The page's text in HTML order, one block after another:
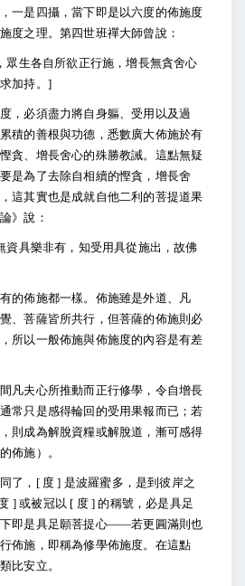
一是四攝，當下即是以六度的佈施度
度之理。第四世班禪大師曾說：
眾生各自所欲正行施，增長無貪舍心
加持。]
，必須盡力將自身軀、受用以及過
積的善根與功德，悉數廣大佈施於有
貪、增長舍心的殊勝教誡。這點無疑
是為了去除自相續的慳貪，增長舍
這其實也是成就自他二利的菩提道果
》說：
資具樂非有，知受用具從施出，故佛
的佈施都一樣。佈施雖是外道、凡
、菩薩皆所共行，但菩薩的佈施則必
所以一般佈施與佈施度的內容是有差
凡夫心所推動而正行修學，令自增長
常只是感得輪回的受用果報而已；若
則成為解脫資糧或解脫道，漸可感得
佈施）。
，[ 度 ] 是波羅蜜多，是到彼岸之
] 或被冠以 [ 度 ] 的稱號，必是具足
即是具足願菩提心――若更圓滿則也
佈施，即稱為修學佈施度。在這點
比安立。